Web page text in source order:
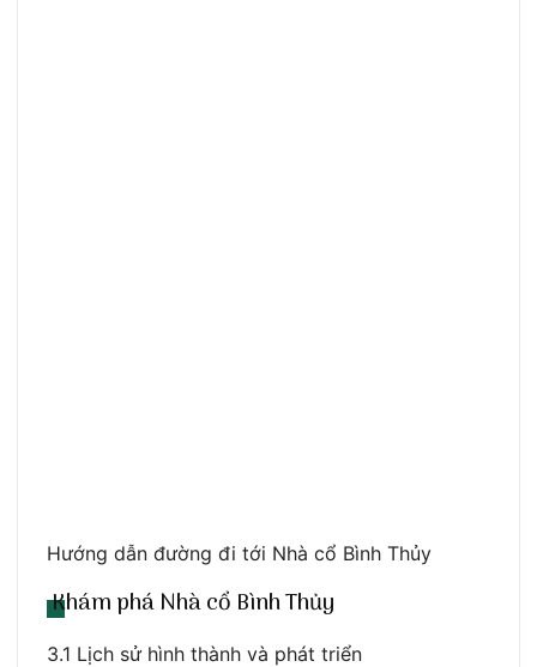
Hướng dẫn đường đi tới Nhà cổ Bình Thủy
Khám phá Nhà cổ Bình Thủy
3.1 Lịch sử hình thành và phát triển